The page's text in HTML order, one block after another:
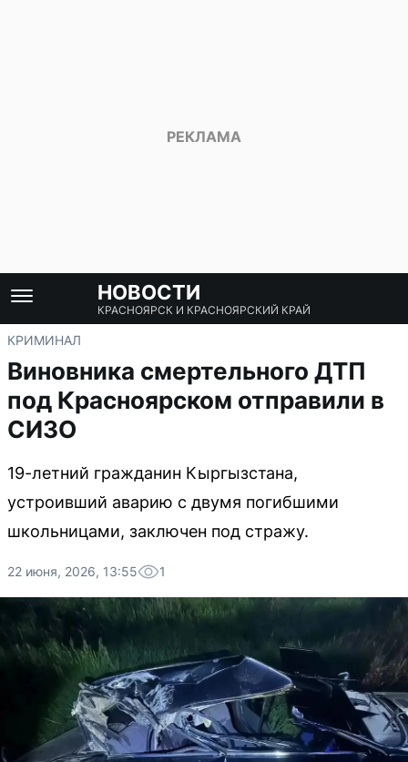
НОВОСТИ
КРАСНОЯРСК И КРАСНОЯРСКИЙ КРАЙ
КРИМИНАЛ
Виновника смертельного ДТП
под Красноярском отправили в
СИЗО
19-летний гражданин Кыргызстана,
устроивший аварию с двумя погибшими
школьницами, заключен под стражу.
22 июня, 2026, 13:55 1